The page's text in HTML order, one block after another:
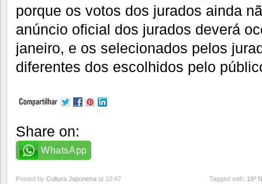
porque os votos dos jurados ainda
anúncio oficial dos jurados deverá
janeiro, e os selecionados pelos
diferentes dos escolhidos pelo
Share on:
WhatsApp
Posted by Cultura Japonesa at 10:47 Tagged with: 16º